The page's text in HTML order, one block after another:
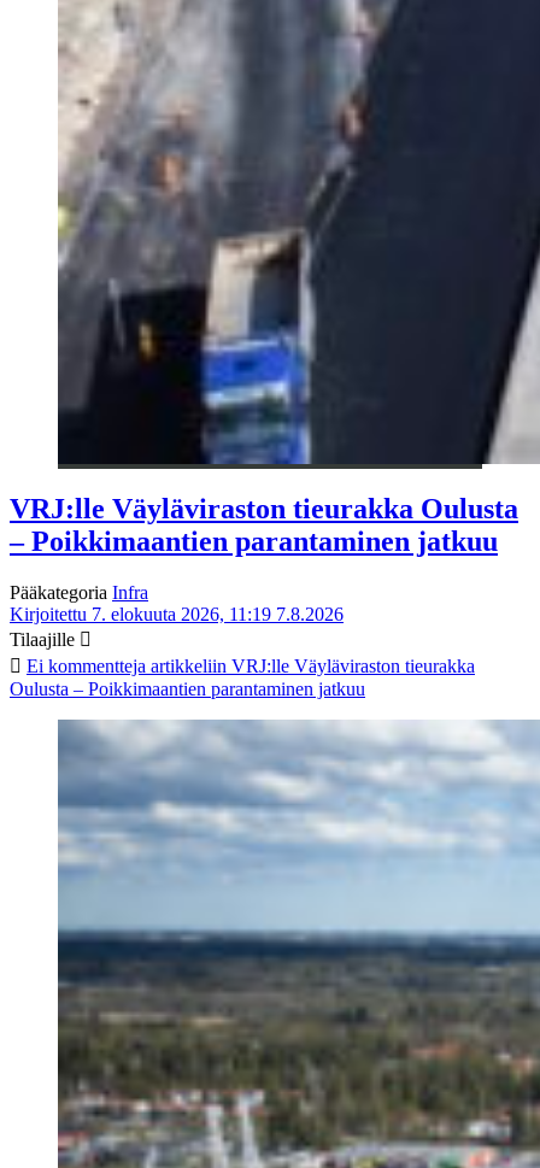
VRJ:lle Väyläviraston tieurakka Oulusta
– Poikkimaantien parantaminen jatkuu
Pääkategoria Infra
Kirjoitettu 7. elokuuta 2026, 11:19 7.8.2026
Tilaajille
Ei kommentteja artikkeliin VRJ:lle Väyläviraston tieurakka
Oulusta – Poikkimaantien parantaminen jatkuu